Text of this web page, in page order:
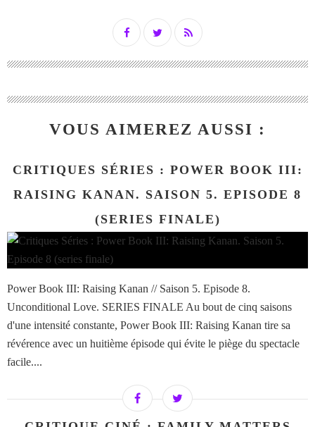
VOUS AIMEREZ AUSSI :
CRITIQUES SÉRIES : POWER BOOK III:
RAISING KANAN. SAISON 5. EPISODE 8
(SERIES FINALE)
Power Book III: Raising Kanan // Saison 5. Episode 8.
Unconditional Love. SERIES FINALE Au bout de cinq saisons
d'une intensité constante, Power Book III: Raising Kanan tire sa
révérence avec un huitième épisode qui évite le piège du spectacle
facile....